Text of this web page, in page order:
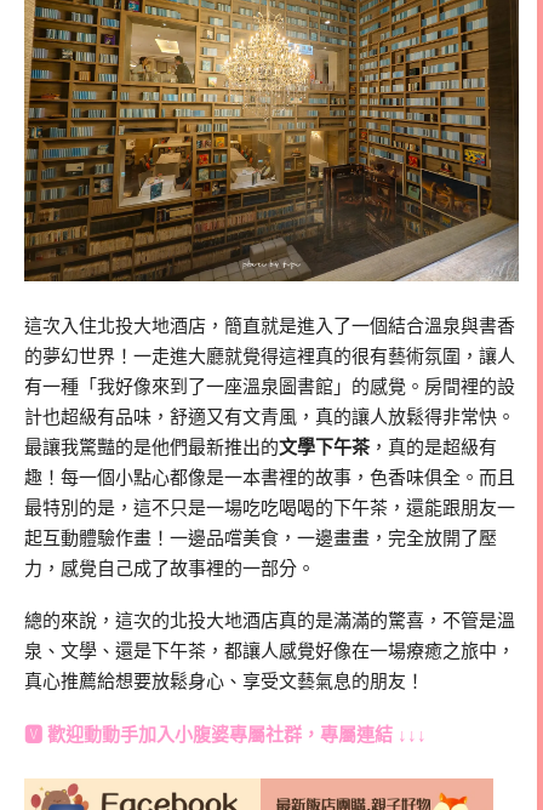
這次入住北投大地酒店，簡直就是進入了一個結合溫泉與書香
的夢幻世界！一走進大廳就覺得這裡真的很有藝術氛圍，讓人
有一種「我好像來到了一座溫泉圖書館」的感覺。房間裡的設
計也超級有品味，舒適又有文青風，真的讓人放鬆得非常快。
最讓我驚豔的是他們最新推出的文學下午茶，真的是超級有
趣！每一個小點心都像是一本書裡的故事，色香味俱全。而且
最特別的是，這不只是一場吃吃喝喝的下午茶，還能跟朋友一
起互動體驗作畫！一邊品嚐美食，一邊畫畫，完全放開了壓
力，感覺自己成了故事裡的一部分。
總的來說，這次的北投大地酒店真的是滿滿的驚喜，不管是溫
泉、文學、還是下午茶，都讓人感覺好像在一場療癒之旅中，
真心推薦給想要放鬆身心、享受文藝氣息的朋友！
🆅 歡迎動動手加入小腹婆專屬社群 ，專屬連結 ↓↓↓